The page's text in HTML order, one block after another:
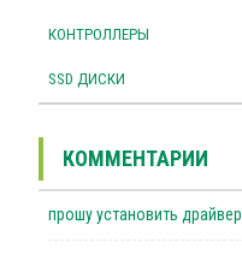
КОНТРОЛЛЕРЫ
SSD ДИСКИ
КОММЕНТАРИИ
прошу установить драйвер